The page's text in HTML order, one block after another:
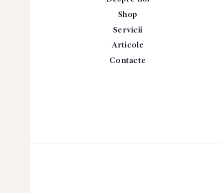
Shop
Servicii
Articole
Contacte